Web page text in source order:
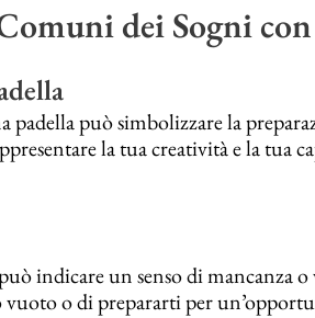
dei Sogni
padella può simbolizzare la
la tua creatività e la tua
indicare un senso di mancanza
vuoto o di prepararti per